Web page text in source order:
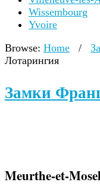
Wissembourg
Yvoire
Browse: Home /
Лотарингия
Замки
Meurthe-et-